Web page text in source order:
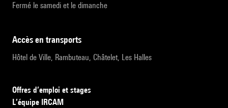
Fermé le samedi et le dimanche
accès en transports
Hôtel de Ville, Rambuteau, Châtelet, Les Halles
Offres d’emploi et stages
L’équipe IRCAM